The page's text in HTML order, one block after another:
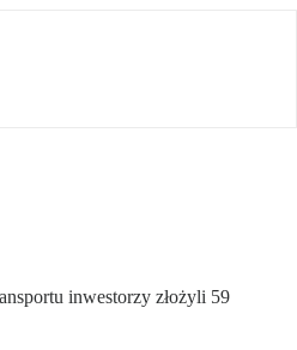
inwestorzy złożyli 59